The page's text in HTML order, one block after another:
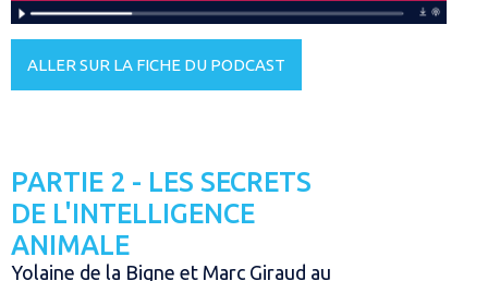
ALLER SUR LA FICHE DU PODCAST
PARTIE 2 - LES SECRETS
DE L'INTELLIGENCE
ANIMALE
Yolaine de la Bigne et Marc Giraud au